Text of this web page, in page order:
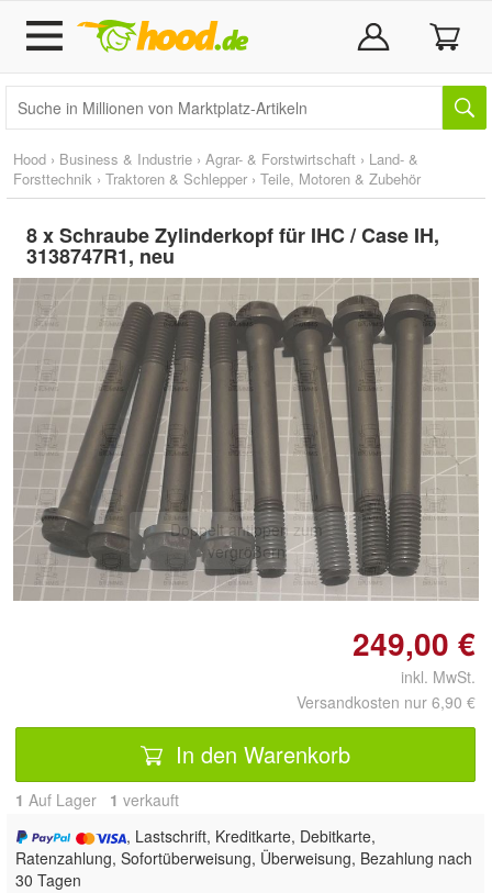
Hood › Business & Industrie › Agrar- & Forstwirtschaft › Land- &
Forsttechnik › Traktoren & Schlepper › Teile, Motoren & Zubehör
8 x Schraube Zylinderkopf für IHC / Case IH,
3138747R1, neu
Doppelt antippen zum
vergrößern
249,00 €
inkl. MwSt.
Versandkosten nur 6,90 €
In den Warenkorb
1 Auf Lager 1 verkauft
, Lastschrift, Kreditkarte, Debitkarte,
Ratenzahlung, Sofortüberweisung, Überweisung, Bezahlung nach
30 Tagen